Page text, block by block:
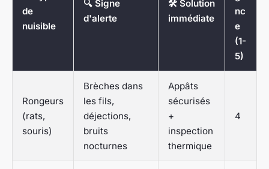
de
nuisible
🔍 Signe
d'alerte
🛠 Solution
immédiate
nc
e
(1-
5)
Rongeurs
(rats,
souris)
Brèches dans
les fils,
déjections,
bruits
nocturnes
Appâts
sécurisés
+
inspection
thermique
4